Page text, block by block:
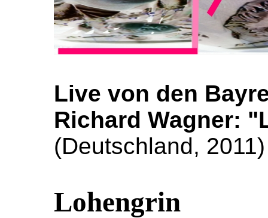
Live von den
Richard Wagner:
(Deutschland, 2011)
Lohengrin